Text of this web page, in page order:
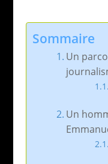
Sommaire
Un
Un